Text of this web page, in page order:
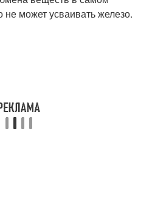
не может усваивать железо.